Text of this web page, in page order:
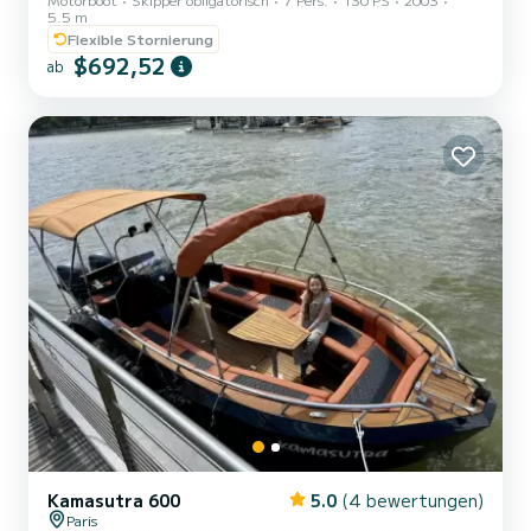
5.5 m
Flexible Stornierung
ab $692,52
Kamasutra 600 5.0 (4 bewertungen)
Paris